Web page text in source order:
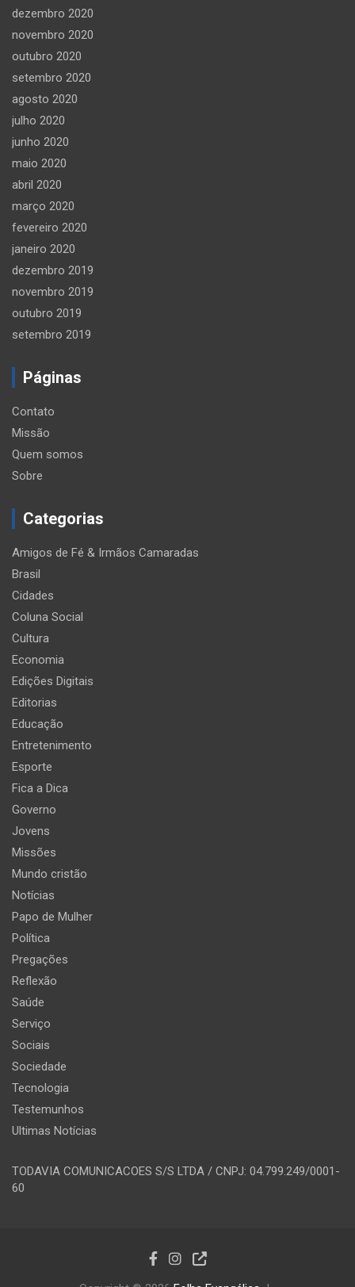
dezembro 2020
novembro 2020
outubro 2020
setembro 2020
agosto 2020
julho 2020
junho 2020
maio 2020
abril 2020
março 2020
fevereiro 2020
janeiro 2020
dezembro 2019
novembro 2019
outubro 2019
setembro 2019
Páginas
Contato
Missão
Quem somos
Sobre
Categorias
Amigos de Fé & Irmãos Camaradas
Brasil
Cidades
Coluna Social
Cultura
Economia
Edições Digitais
Editorias
Educação
Entretenimento
Esporte
Fica a Dica
Governo
Jovens
Missões
Mundo cristão
Notícias
Papo de Mulher
Política
Pregações
Reflexão
Saúde
Serviço
Sociais
Sociedade
Tecnologia
Testemunhos
Ultimas Notícias
TODAVIA COMUNICACOES S/S LTDA / CNPJ: 04.799.249/0001-
60